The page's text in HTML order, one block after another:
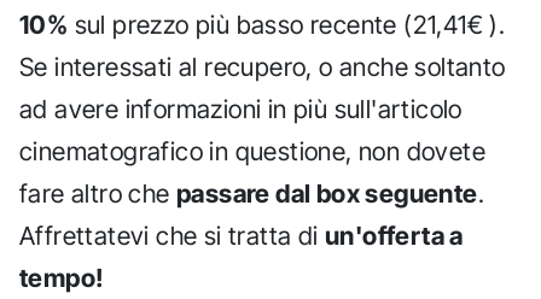
10% sul prezzo più basso recente (21,41€ ).
Se interessati al recupero, o anche soltanto
ad avere informazioni in più sull'articolo
cinematografico in questione, non dovete
fare altro che passare dal box seguente.
Affrettatevi che si tratta di un'offerta a
tempo!